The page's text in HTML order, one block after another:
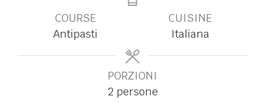
COURSE
Antipasti
CUISINE
Italiana
PORZIONI
2 persone